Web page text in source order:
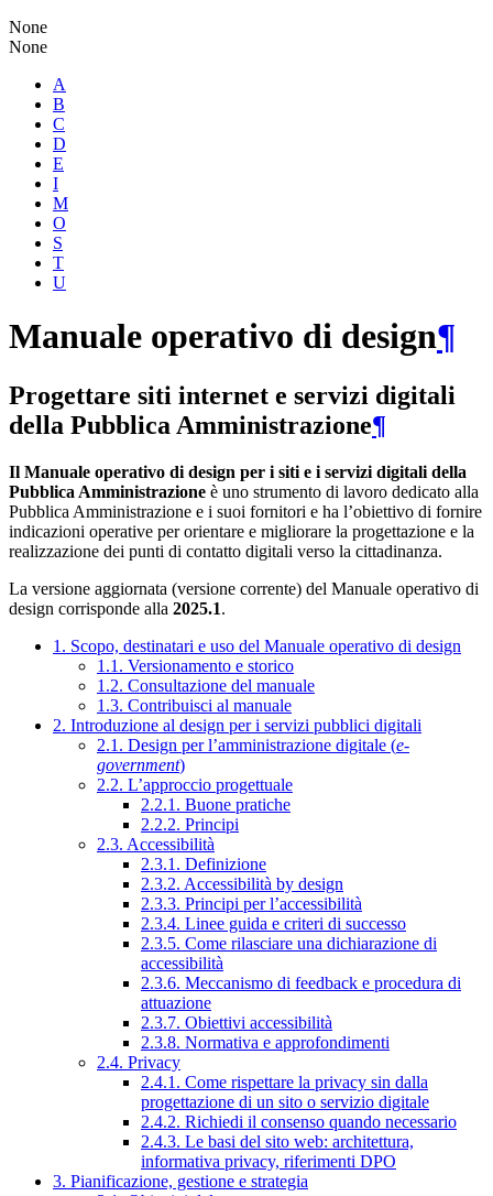
None
None
A
B
C
D
E
I
M
O
S
T
U
Manuale operativo di design¶
Progettare siti internet e servizi digitali
della Pubblica Amministrazione¶
Il Manuale operativo di design per i siti e i servizi digitali della
Pubblica Amministrazione è uno strumento di lavoro dedicato alla
Pubblica Amministrazione e i suoi fornitori e ha l’obiettivo di fornire
indicazioni operative per orientare e migliorare la progettazione e la
realizzazione dei punti di contatto digitali verso la cittadinanza.
La versione aggiornata (versione corrente) del Manuale operativo di
design corrisponde alla 2025.1.
1. Scopo, destinatari e uso del Manuale operativo di design
1.1. Versionamento e storico
1.2. Consultazione del manuale
1.3. Contribuisci al manuale
2. Introduzione al design per i servizi pubblici digitali
2.1. Design per l’amministrazione digitale (e-
government)
2.2. L’approccio progettuale
2.2.1. Buone pratiche
2.2.2. Principi
2.3. Accessibilità
2.3.1. Definizione
2.3.2. Accessibilità by design
2.3.3. Principi per l’accessibilità
2.3.4. Linee guida e criteri di successo
2.3.5. Come rilasciare una dichiarazione di
accessibilità
2.3.6. Meccanismo di feedback e procedura di
attuazione
2.3.7. Obiettivi accessibilità
2.3.8. Normativa e approfondimenti
2.4. Privacy
2.4.1. Come rispettare la privacy sin dalla
progettazione di un sito o servizio digitale
2.4.2. Richiedi il consenso quando necessario
2.4.3. Le basi del sito web: architettura,
informativa privacy, riferimenti DPO
3. Pianificazione, gestione e strategia